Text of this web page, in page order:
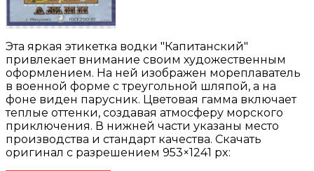
Эта яркая этикетка водки "Капитанский"
привлекает внимание своим художественным
оформлением. На ней изображен мореплаватель
в военной форме с треугольной шляпой, а на
фоне виден парусник. Цветовая гамма включает
теплые оттенки, создавая атмосферу морского
приключения. В нижней части указаны место
производства и стандарт качества. Скачать
оригинал с разрешением 953×1241 px: